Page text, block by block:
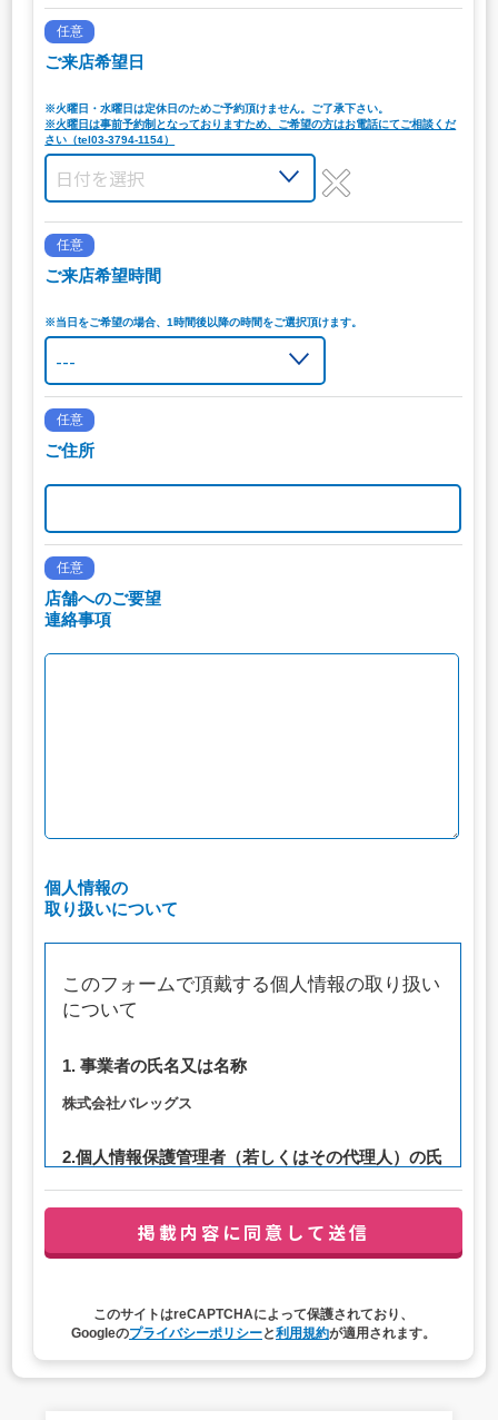
任意
ご来店希望日
※火曜日・水曜日は定休日のためご予約頂けません。ご了承下さい。
※火曜日は事前予約制となっておりますため、ご希望の方はお電話にてご相談くだ
さい（tel03-3794-1154）
任意
ご来店希望時間
※当日をご希望の場合、1時間後以降の時間をご選択頂けます。
任意
ご住所
任意
店舗へのご要望
連絡事項
個人情報の
取り扱いについて
このフォームで頂戴する個人情報の取り扱い
について
1. 事業者の氏名又は名称
株式会社バレッグス
2.個人情報保護管理者（若しくはその代理人）の氏
連絡先：privacy@balleggs.co.jp
（1）お問い合わせ対応（本人への連絡を含む）のため
このサイトはreCAPTCHAによって保護されており、
Googleのプライバシーポリシーと利用規約が適用されます。